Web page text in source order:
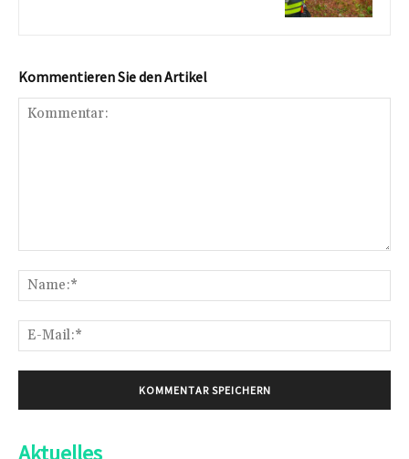
Kommentieren Sie den Artikel
Aktuelles